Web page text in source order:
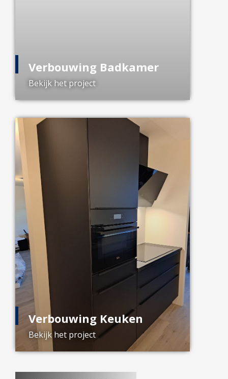
Verbouwing Badkamer
Bekijk het project
Verbouwing Keuken
Bekijk het project